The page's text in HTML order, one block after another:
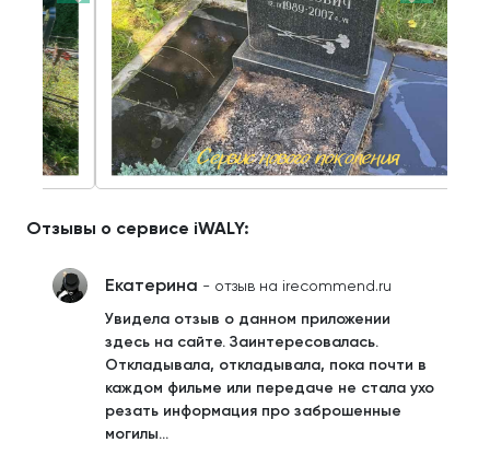
Отзывы о сервисе iWALY:
Екатерина - отзыв на irecommend.ru
Увидела отзыв о данном приложении
здесь на сайте. Заинтересовалась.
Откладывала, откладывала, пока почти в
каждом фильме или передаче не стала ухо
резать информация про заброшенные
могилы...